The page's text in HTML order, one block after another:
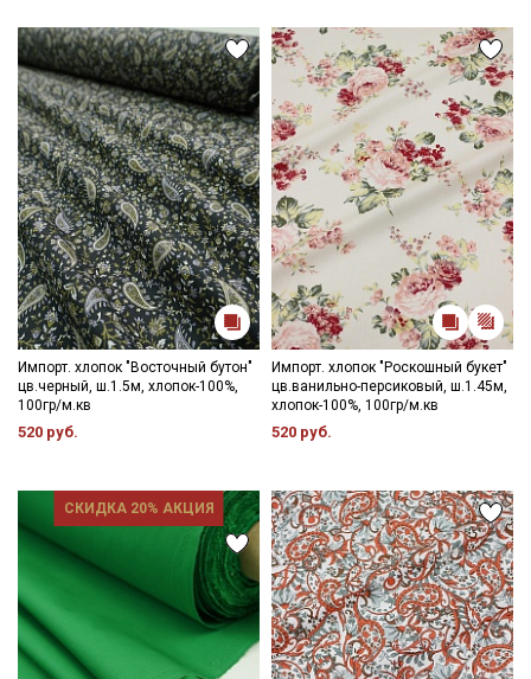
Импорт. хлопок "Восточный бутон"
цв.черный, ш.1.5м, хлопок-100%,
100гр/м.кв
520 руб.
Импорт. хлопок "Роскошный букет"
цв.ванильно-персиковый, ш.1.45м,
хлопок-100%, 100гр/м.кв
520 руб.
СКИДКА 20% АКЦИЯ